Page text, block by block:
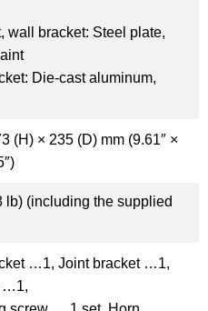
wall bracket: Steel plate,
Die-cast aluminum,
(H) × 235 (D) mm (9.61″ ×
lb) (including the supplied
…1, Joint bracket …1,
…1,